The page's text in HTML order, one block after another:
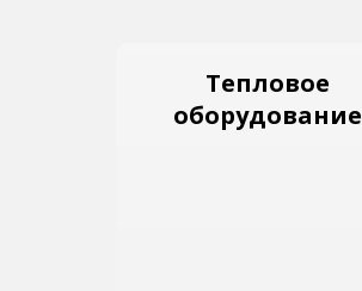
Тепловое
оборудование